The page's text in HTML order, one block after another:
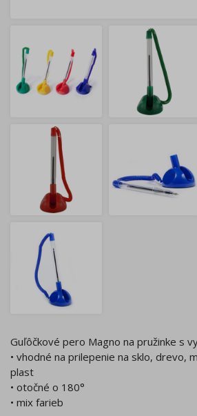
Guľôčkové pero Magno na pružinke s
• vhodné na prilepenie na sklo, drevo,
plast
• otočné o 180°
• mix farieb